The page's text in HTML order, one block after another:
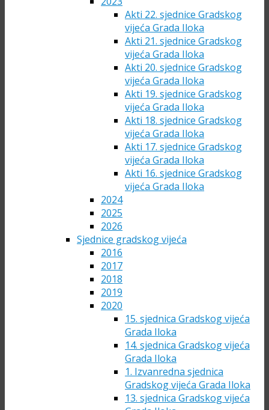
Akti 22. sjednice Gradskog
vijeća Grada Iloka
Akti 21. sjednice Gradskog
vijeća Grada Iloka
Akti 20. sjednice Gradskog
vijeća Grada Iloka
Akti 19. sjednice Gradskog
vijeća Grada Iloka
Akti 18. sjednice Gradskog
vijeća Grada Iloka
Akti 17. sjednice Gradskog
vijeća Grada Iloka
Akti 16. sjednice Gradskog
vijeća Grada Iloka
2024
2025
2026
Sjednice gradskog vijeća
2016
2017
2018
2019
2020
15. sjednica Gradskog vijeća
Grada Iloka
14. sjednica Gradskog vijeća
Grada Iloka
1. Izvanredna sjednica
Gradskog vijeća Grada Iloka
13. sjednica Gradskog vijeća